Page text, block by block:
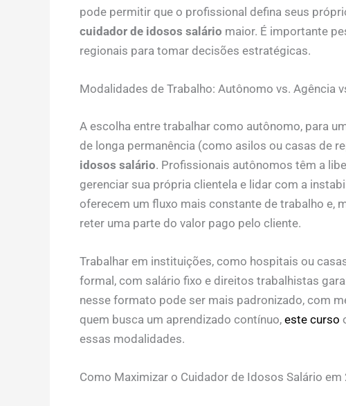
pode permitir que o profissional defina seus
cuidador de idosos salário maior. É importante
regionais para tomar decisões estratégicas.
Modalidades de Trabalho: Autônomo vs. Agência
A escolha entre trabalhar como autônomo, para
de longa permanência (como asilos ou casas de
idosos salário. Profissionais autônomos têm a
gerenciar sua própria clientela e lidar com a
oferecem um fluxo mais constante de trabalho e,
reter uma parte do valor pago pelo cliente.
Trabalhar em instituições, como hospitais ou
formal, com salário fixo e direitos trabalhistas
nesse formato pode ser mais padronizado, com
quem busca um aprendizado contínuo, este curso
essas modalidades.
Como Maximizar o Cuidador de Idosos Salário em